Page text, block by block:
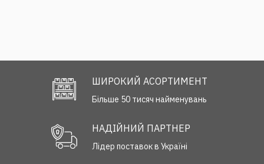
ШИРОКИЙ АСОРТИМЕНТ
Більше 50 тисяч найменувань
НАДІЙНИЙ ПАРТНЕР
Лідер поставок в Україні